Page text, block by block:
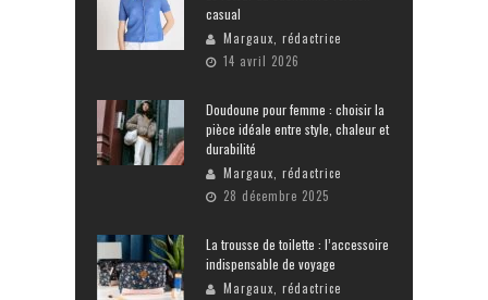
casual
Margaux, rédactrice
14 avril 2026
Doudoune pour femme : choisir la
pièce idéale entre style, chaleur et
durabilité
Margaux, rédactrice
28 décembre 2025
La trousse de toilette : l’accessoire
indispensable de voyage
Margaux, rédactrice